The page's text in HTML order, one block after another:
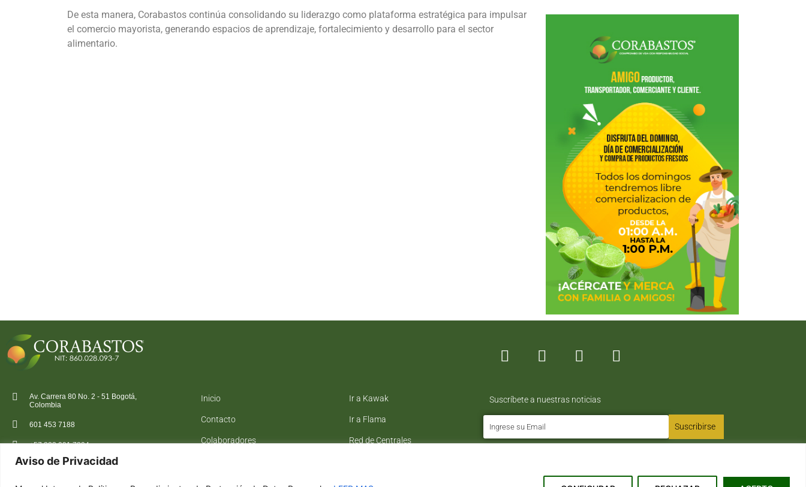
Aviso de Privacidad
De esta manera, Corabastos continúa consolidando su liderazgo como plataforma estratégica para impulsar
el comercio mayorista, generando espacios de aprendizaje, fortalecimiento y desarrollo para el sector
alimentario.
Av. Carrera 80 No. 2 - 51 Bogotá,
Colombia
601 453 7188
+57 323 991 7394
atencioncliente@corabastos.com.co
Inicio
Contacto
Colaboradores
Ir a Kawak
Ir a Flama
Red de Centrales
Suscríbete a nuestras noticias
Suscribirse